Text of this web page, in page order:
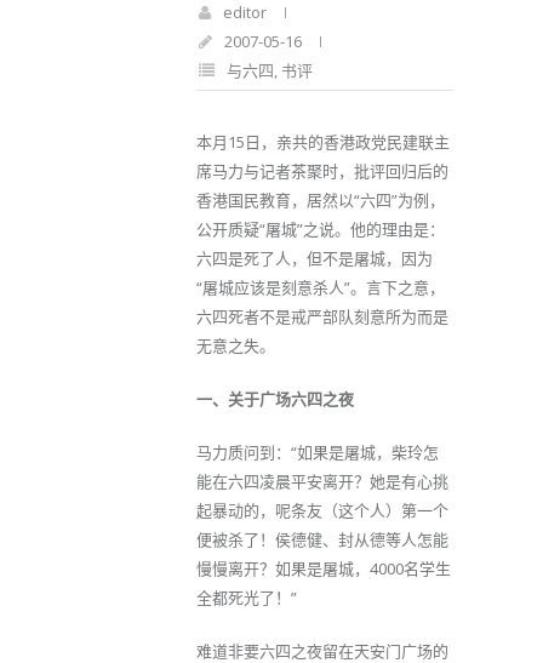
editor
2007-05-16
与六四,书评
本月15日，亲共的香港政党民建联主
席马力与记者茶聚时，批评回归后的
香港国民教育，居然以“六四”为例，
公开质疑“屠城”之说。他的理由是：
六四是死了人，但不是屠城，因为
“屠城应该是刻意杀人”。言下之意，
六四死者不是戒严部队刻意所为而是
无意之失。
一、关于广场六四之夜
马力质问到：“如果是屠城，柴玲怎
能在六四凌晨平安离开？她是有心挑
起暴动的，呢条友（这个人）第一个
便被杀了！侯德健、封从德等人怎能
慢慢离开？如果是屠城，4000名学生
全都死光了！”
难道非要六四之夜留在天安门广场的